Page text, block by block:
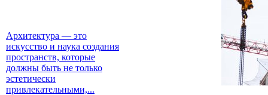
Архитектура — это
искусство и наука создания
пространств, которые
должны быть не только
эстетически
привлекательными,...